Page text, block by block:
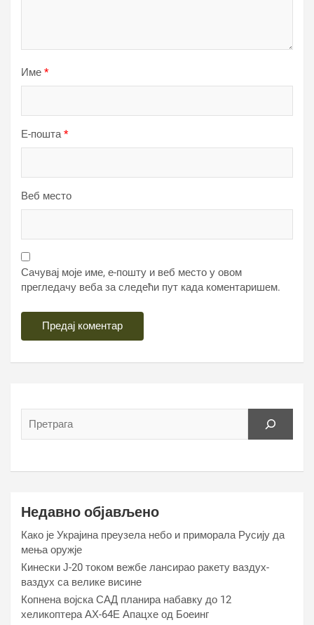
Име *
Е-пошта*
Веб место
Сачувај моје име, е-пошту и веб место у овом
прегледачу веба за следећи пут када коментаришем.
Недавно објављено
Како је Украјина преузела небо и приморала Русију да
мења оружје
Кинески Ј-20 током вежбе лансирао ракету ваздух-
ваздух са велике висине
Копнена војска САД планира набавку до 12
хеликоптера АХ-64Е Апацхе од Боеинг